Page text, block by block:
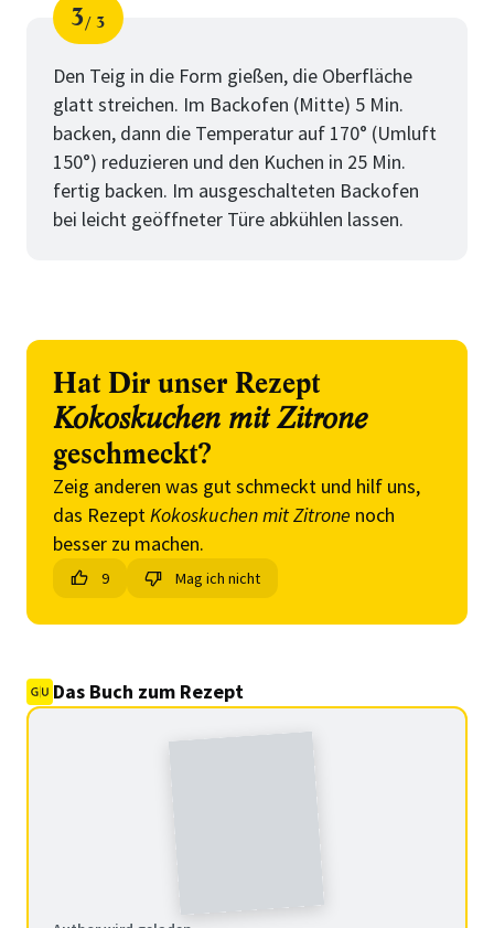
Schritt
3
von
3
Den Teig in die Form gießen, die Oberfläche
glatt streichen. Im Backofen (Mitte) 5 Min.
backen, dann die Temperatur auf 170° (Umluft
150°) reduzieren und den Kuchen in 25 Min.
fertig backen. Im ausgeschalteten Backofen
bei leicht geöffneter Türe abkühlen lassen.
Hat Dir unser Rezept
Kokoskuchen mit Zitrone
geschmeckt?
Zeig anderen was gut schmeckt und hilf uns,
das RezeptKokoskuchen mit Zitrone noch
besser zu machen.
9 Mag ich nicht
Das Buch zum Rezept